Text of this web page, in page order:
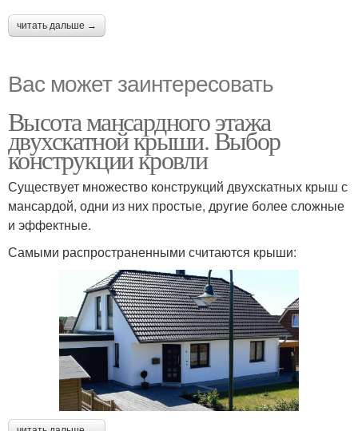
читать дальше →
Вас может заинтересовать
Высота мансардного этажа
двухскатной крыши. Выбор
конструкции кровли
Существует множество конструкций двухскатных крыш с
мансардой, одни из них простые, другие более сложные
и эффектные.
Самыми распространенными считаются крыши: